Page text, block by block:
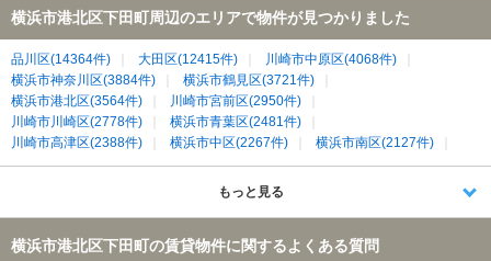
横浜市港北区下田町周辺のエリアで物件が見つかりました
品川区(14364件) 大田区(12415件)
川崎市中原区(4068件)
横浜市神奈川区(3884件)
横浜市鶴見区(3721件)
横浜市港北区(3564件)
川崎市宮前区(2950件)
川崎市川崎区(2778件)
横浜市青葉区(2481件)
川崎市高津区(2388件)
横浜市中区(2267件)
横浜市南区(2127件)
川崎市幸区(1909件)
横浜市西区(1618件)
横浜市都筑区(1591件)
横浜市緑区(967件)
もっと見る
横浜市港北区下田町の賃貸物件に関するよくある質問